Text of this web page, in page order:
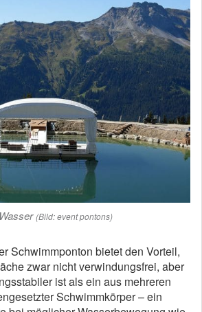
(Bild: event pontons)
Schwimmponton bietet den Vorteil,
zwar nicht verwindungsfrei, aber
ist als ein aus mehreren
Schwimmkörper – ein